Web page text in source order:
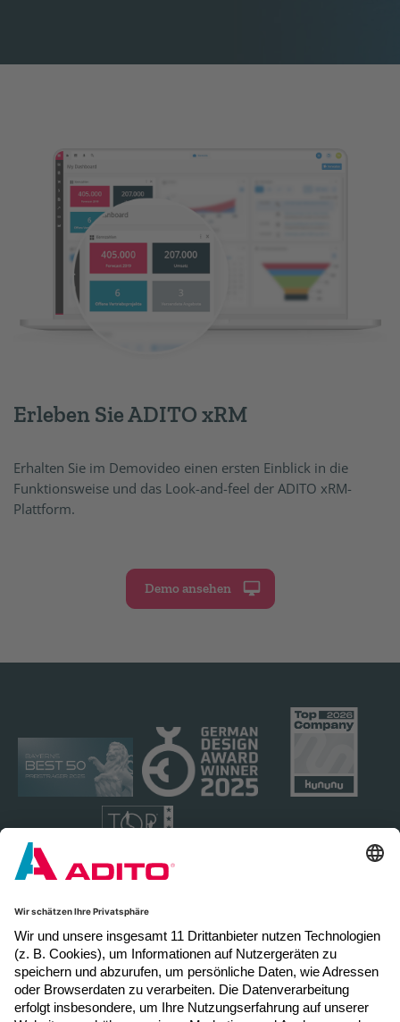
Erleben Sie ADITO xRM
Erhalten Sie im Demovideo einen ersten Einblick in die
Funktionsweise und das Look-and-feel der ADITO xRM-
Plattform.
Demo ansehen